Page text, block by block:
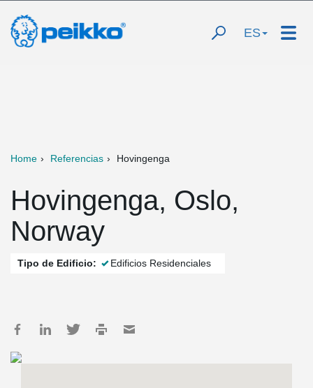
ES
Home Referencias Hovingenga
Hovingenga, Oslo,
Norway
Tipo de Edificio: Edificios Residenciales